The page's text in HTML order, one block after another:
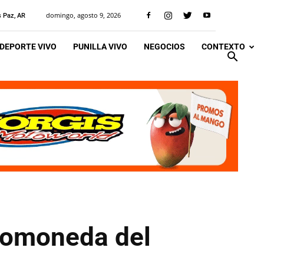
Paz, AR domingo, agosto 9, 2026
DEPORTE VIVO PUNILLA VIVO NEGOCIOS CONTEXTO
del